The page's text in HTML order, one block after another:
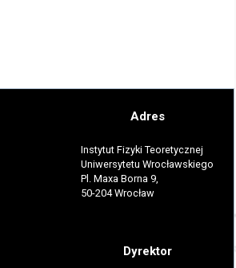
Adres
Instytut Fizyki Teoretycznej
Uniwersytetu Wrocławskiego
Pl. Maxa Borna 9,
50-204 Wrocław
Dyrektor